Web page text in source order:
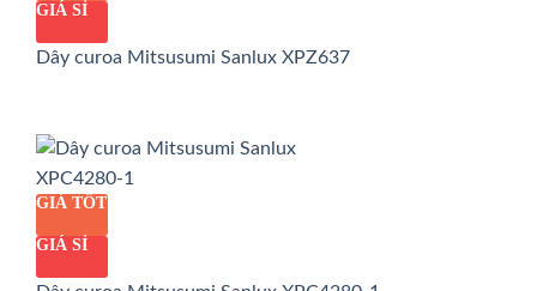
GIÁ SỈ
Dây curoa Mitsusumi Sanlux XPZ637
GIÁ TỐT
GIÁ SỈ